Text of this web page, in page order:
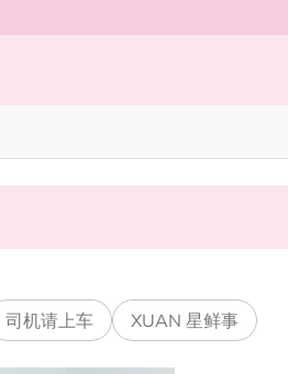
司机请上车 XUAN 星鲜事